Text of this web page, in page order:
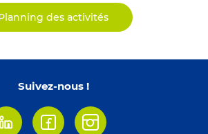
des activités
Suivez-nous !
FacebookInstagram